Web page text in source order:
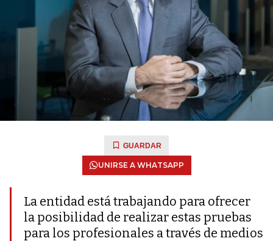
GUARDAR
UNIRSE A WHATSAPP
La entidad está trabajando para ofrecer
la posibilidad de realizar estas pruebas
para los profesionales a través de medios